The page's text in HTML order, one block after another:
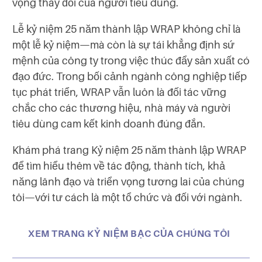
vọng thay đổi của người tiêu dùng.
Lễ kỷ niệm 25 năm thành lập WRAP không chỉ là
một lễ kỷ niệm—mà còn là sự tái khẳng định sứ
mệnh của công ty trong việc thúc đẩy sản xuất có
đạo đức. Trong bối cảnh ngành công nghiệp tiếp
tục phát triển, WRAP vẫn luôn là đối tác vững
chắc cho các thương hiệu, nhà máy và người
tiêu dùng cam kết kinh doanh đúng đắn.
Khám phá trang Kỷ niệm 25 năm thành lập WRAP
để tìm hiểu thêm về tác động, thành tích, khả
năng lãnh đạo và triển vọng tương lai của chúng
tôi—với tư cách là một tổ chức và đối với ngành.
XEM TRANG KỶ NIỆM BẠC CỦA CHÚNG TÔI